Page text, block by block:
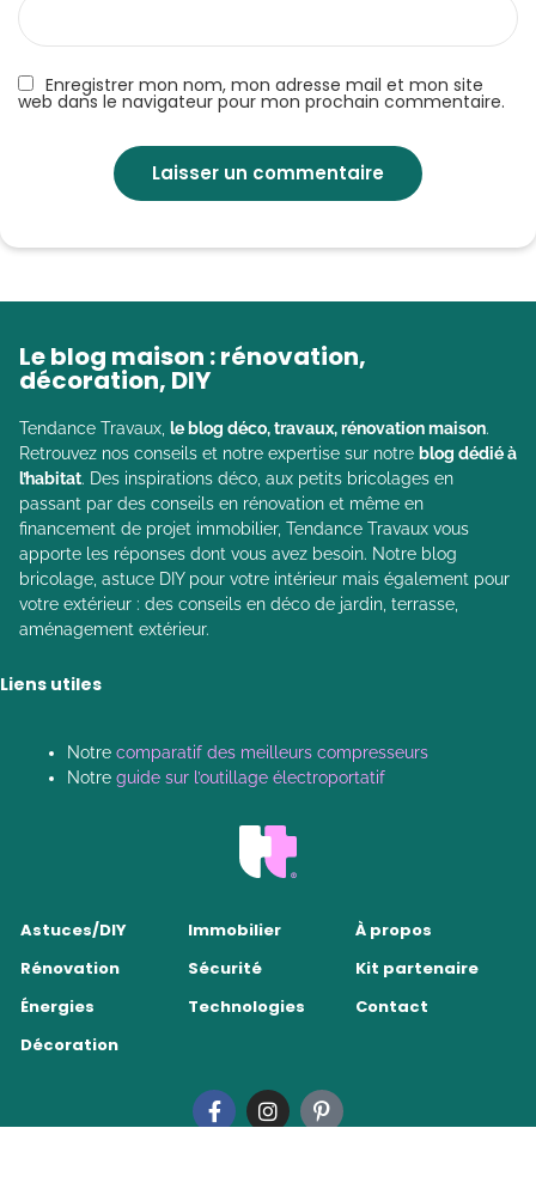
Enregistrer mon nom, mon adresse mail et mon site
web dans le navigateur pour mon prochain commentaire.
Le blog maison : rénovation,
décoration, DIY
Tendance Travaux, le blog déco, travaux, rénovation maison.
Retrouvez nos conseils et notre expertise sur notre blog dédié à
l’habitat. Des inspirations déco, aux petits bricolages en
passant par des conseils en rénovation et même en
financement de projet immobilier, Tendance Travaux vous
apporte les réponses dont vous avez besoin. Notre blog
bricolage, astuce DIY pour votre intérieur mais également pour
votre extérieur : des conseils en déco de jardin, terrasse,
aménagement extérieur.
Liens utiles
Notre comparatif des meilleurs compresseurs
Notre guide sur l’outillage électroportatif
Astuces/DIY
Rénovation
Énergies
Décoration
Immobilier
Sécurité
Technologies
À propos
Kit partenaire
Contact